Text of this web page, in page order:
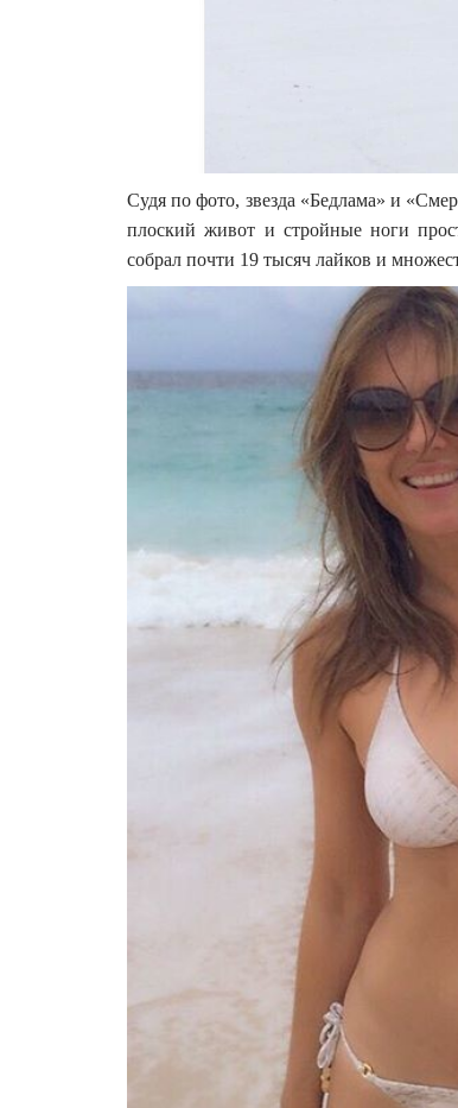
Судя по фото, звезда «Бедлама» и
плоский живот и стройные ноги
собрал почти 19 тысяч лайков и